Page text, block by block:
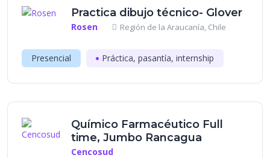
Practica dibujo técnico- Glover
Rosen Región de la Araucanía, Chile
Presencial Práctica, pasantía, internship
Químico Farmacéutico Full
time, Jumbo Rancagua
Cencosud